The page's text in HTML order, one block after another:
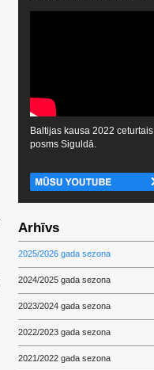
Baltijas kausa 2022 ceturtais
posms Siguldā.
Arhīvs
2025/2026 gada sezona
2024/2025 gada sezona
2023/2024 gada sezona
2022/2023 gada sezona
2021/2022 gada sezona